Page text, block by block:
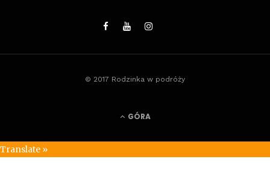
© 2017 Rodzinka w podróży
GÓRA
Translate »